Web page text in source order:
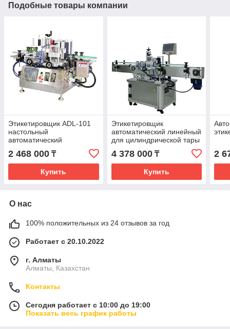
Подобные товары компании
Этикетировщик ADL-101
настольный
автоматический
2 468 000 ₸
Купить
Этикетировщик
автоматический линейный
для цилиндрической тары
4 378 000₸
Купить
2
О нас
100% положительных из 24 отзывов за год
Работает с 20.10.2022
г. Алматы
Алматы, Казахстан
Контакты
Сегодня работает с 10:00 до 19:00
Показать весь график работы